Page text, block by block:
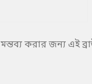
মন্তব্য করার জন্য এই